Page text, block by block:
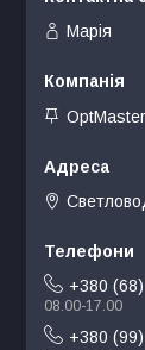
Марія
OptMaster
+380
08.00-17.00
+380